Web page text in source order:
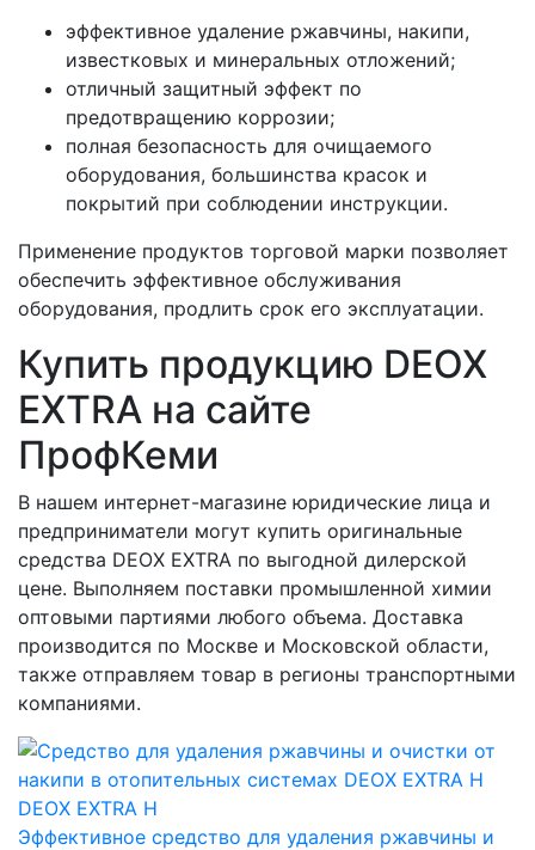
эффективное удаление ржавчины, накипи,
известковых и минеральных отложений;
отличный защитный эффект по
предотвращению коррозии;
полная безопасность для очищаемого
оборудования, большинства красок и
покрытий при соблюдении инструкции.
Применение продуктов торговой марки позволяет
обеспечить эффективное обслуживания
оборудования, продлить срок его эксплуатации.
Купить продукцию DEOX
EXTRA на сайте
ПрофКеми
В нашем интернет-магазине юридические лица и
предприниматели могут купить оригинальные
средства DEOX EXTRA по выгодной дилерской
цене. Выполняем поставки промышленной химии
оптовыми партиями любого объема. Доставка
производится по Москве и Московской области,
также отправляем товар в регионы транспортными
компаниями.
DEOX EXTRA Н
Эффективное средство для удаления ржавчины и